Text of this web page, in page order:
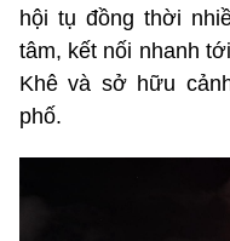
hội tụ đồng thời
tâm, kết nối nhanh
Khê và sở hữu
phố.